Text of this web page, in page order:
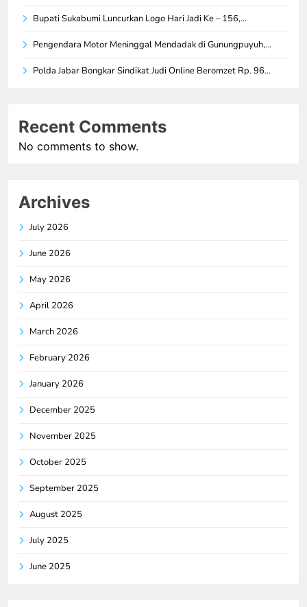
Bupati Sukabumi Luncurkan Logo Hari Jadi Ke – 156,…
Pengendara Motor Meninggal Mendadak di Gunungpuyuh,…
Polda Jabar Bongkar Sindikat Judi Online Beromzet Rp. 96…
Recent Comments
No comments to show.
Archives
July 2026
June 2026
May 2026
April 2026
March 2026
February 2026
January 2026
December 2025
November 2025
October 2025
September 2025
August 2025
July 2025
June 2025